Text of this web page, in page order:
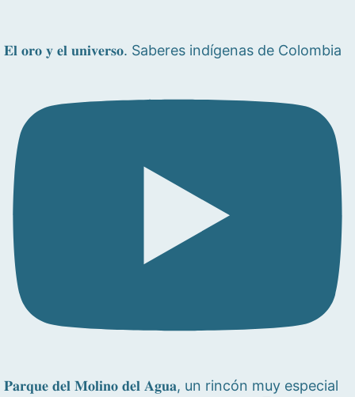
𝐄𝐥 𝐨𝐫𝐨 𝐲 𝐞𝐥 𝐮𝐧𝐢𝐯𝐞𝐫𝐬𝐨. Saberes indígenas de Colombia
𝐏𝐚𝐫𝐪𝐮𝐞 𝐝𝐞𝐥 𝐌𝐨𝐥𝐢𝐧𝐨 𝐝𝐞𝐥 𝐀𝐠𝐮𝐚, un rincón muy especial